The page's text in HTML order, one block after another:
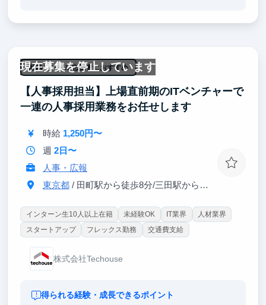
らえます。評価軸はひとつ——「数字を動かせるか」
だけ。学歴も出身地も関係なく、結果を出した人が大
きく成長できます。
3. 先輩社員とのOJT
められます。社内の様々なメンバーとも交流できるた
め、多様な仕事観に触れながら成長できます。
現在募集を停止しています
戦略コンサル志望者におすすめ
【人事採用担当】上場直前期のITベンチャーで
一連の人事採用業務をお任せします
時給 1,250円〜
週 2日〜
人事・広報
東京都/ 田町駅から徒歩8分/三田駅から徒歩9分
インターン生10人以上在籍 未経験OK IT業界
人材業界
スタートアップ
フレックス勤務 交通費支給
株式会社Techouse
得られる経験・成長できるポイント